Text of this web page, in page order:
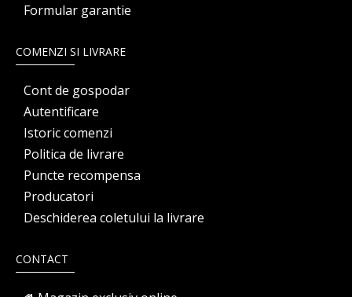
Formular garantie
COMENZI SI LIVRARE
Cont de gospodar
Autentificare
Istoric comenzi
Politica de livrare
Puncte recompensa
Producatori
Deschiderea coletului la livrare
CONTACT